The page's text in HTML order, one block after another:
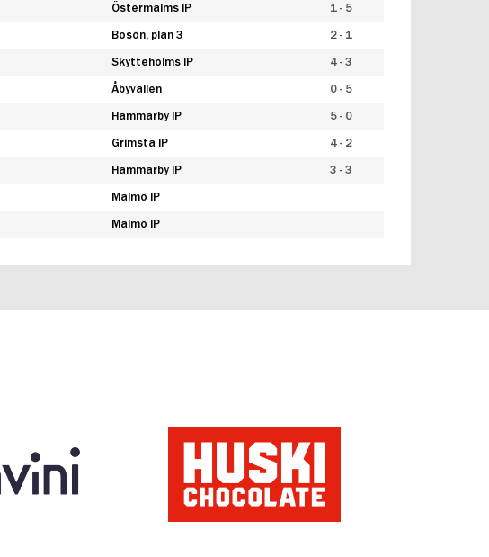
Östermalms IP 1 - 5
Bosön, plan 3 2 - 1
Skytteholms IP 4 - 3
Åbyvallen 0 - 5
Hammarby IP 5 - 0
Grimsta IP 4 - 2
Hammarby IP 3 - 3
Malmö IP
Malmö IP